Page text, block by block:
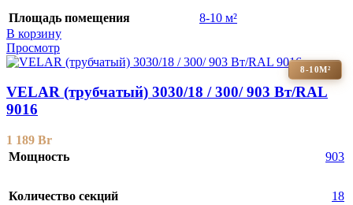
Площадь помещения
8-10 м²
В корзину
Просмотр
8-10М²
VELAR (трубчатый) 3030/18 / 300/ 903 Bт/RAL
9016
1 189 Br
Мощность
903
Количество секций 18